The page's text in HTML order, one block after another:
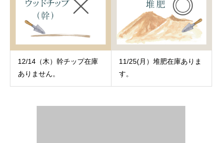
12/14（木）幹チップ在庫
ありません。
11/25(月）堆肥在庫ありま
す。